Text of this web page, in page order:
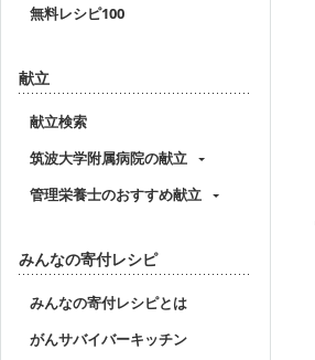
無料レシピ100
献立
献立検索
筑波大学附属病院の献立
管理栄養士のおすすめ献立
みんなの寄付レシピ
みんなの寄付レシピとは
がんサバイバーキッチン